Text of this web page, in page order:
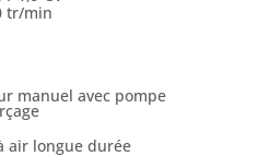
tr/min
manuel avec pompe
air longue durée